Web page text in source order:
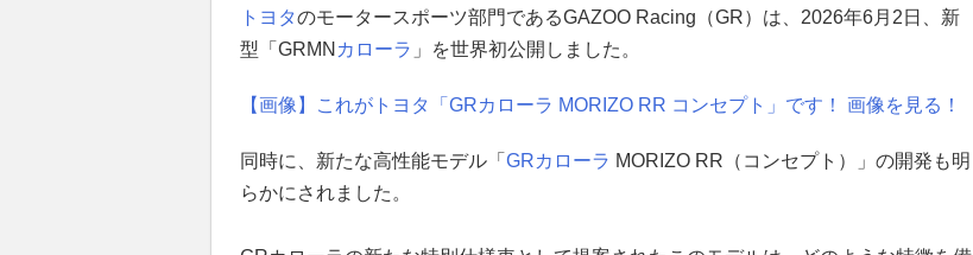
トヨタのモータースポーツ部門であるGAZOO Racing（GR）は、2026年6月2日、新
型「GRMN カローラ 」を世界初公開しました。
【画像】これがトヨタ「GRカローラ MORIZO RR コンセプト」です！ 画像を見る！
同時に、新たな高性能モデル「 GRカローラ MORIZO RR（コンセプト）」の開発も明
らかにされました。